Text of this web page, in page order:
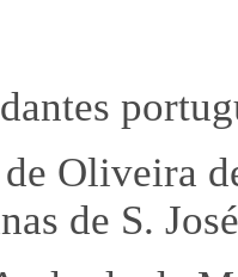
Oliveira
de S.